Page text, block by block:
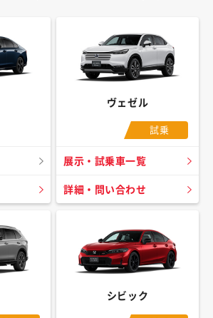
ヴェゼル
試乗
展示・試乗車一覧
詳細・問い合わせ
シビック